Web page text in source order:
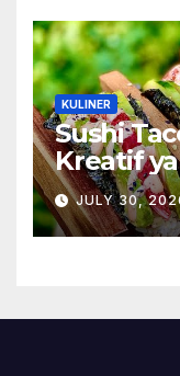
KULINER
Sushi
Kreatif
JULY 30,